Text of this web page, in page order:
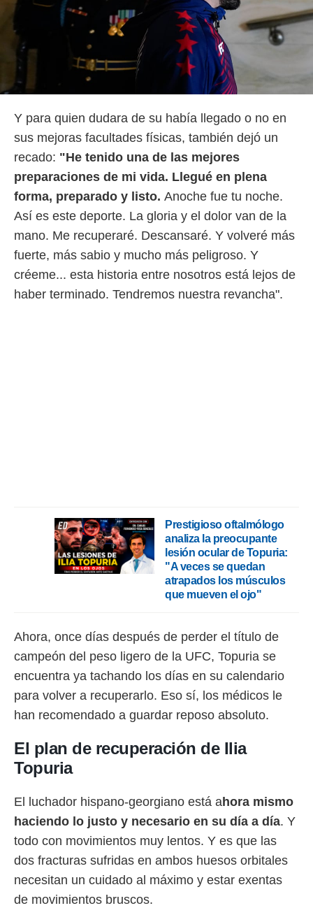
Y para quien dudara de su había llegado o no en
sus mejoras facultades físicas, también dejó un
recado: "He tenido una de las mejores
preparaciones de mi vida. Llegué en plena
forma, preparado y listo. Anoche fue tu noche.
Así es este deporte. La gloria y el dolor van de la
mano. Me recuperaré. Descansaré. Y volveré más
fuerte, más sabio y mucho más peligroso. Y
créeme... esta historia entre nosotros está lejos de
haber terminado. Tendremos nuestra revancha".
Prestigioso oftalmólogo
analiza la preocupante
lesión ocular de Topuria:
"A veces se quedan
atrapados los músculos
que mueven el ojo"
Ahora, once días después de perder el título de
campeón del peso ligero de la UFC, Topuria se
encuentra ya tachando los días en su calendario
para volver a recuperarlo. Eso sí, los médicos le
han recomendado a guardar reposo absoluto.
El plan de recuperación de Ilia
Topuria
El luchador hispano-georgiano está ahora mismo
haciendo lo justo y necesario en su día a día. Y
todo con movimientos muy lentos. Y es que las
dos fracturas sufridas en ambos huesos orbitales
necesitan un cuidado al máximo y estar exentas
de movimientos bruscos.